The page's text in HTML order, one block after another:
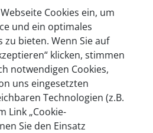
von autoaid stecken
und auch in Zukunft
Produkte am Standort in
Auf diese Qualität vertrauen
Privatkunden und
Cookies ein, um
und ein optimales
zu bieten. Wenn Sie auf
klicken, stimmen
notwendigen Cookies,
uns eingesetzten
Technologien (z.B.
Link „Cookie-
Sie den Einsatz